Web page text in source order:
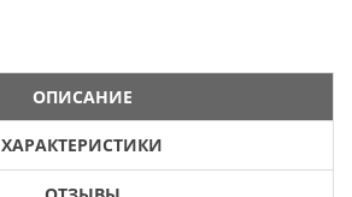
ОПИСАНИЕ
ХАРАКТЕРИСТИКИ